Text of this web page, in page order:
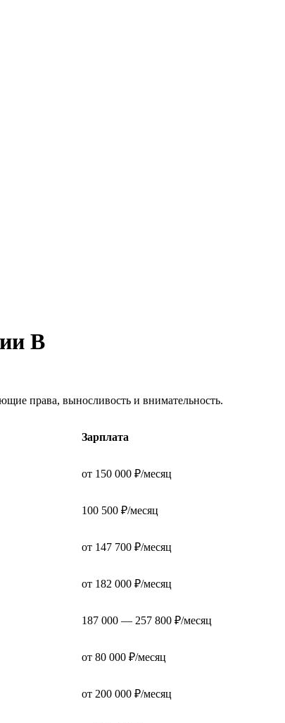
В
права, выносливость и внимательность.
Зарплата
от 150 000 ₽/месяц
100 500 ₽/месяц
от 147 700 ₽/месяц
от 182 000 ₽/месяц
187 000 — 257 800 ₽/месяц
от 80 000 ₽/месяц
от 200 000 ₽/месяц